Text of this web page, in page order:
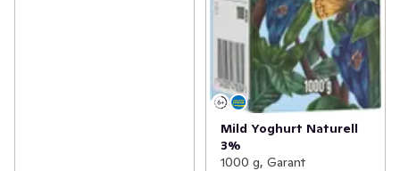
Mild Yoghurt Naturell
3%
1000 g, Garant